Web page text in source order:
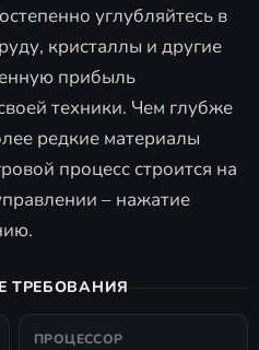
углубляйтесь в
кристаллы и другие
прибыль
техники. Чем глубже
редкие материалы
процесс строится на
– нажатие
ТРЕБОВАНИЯ
ПРОЦЕССОР